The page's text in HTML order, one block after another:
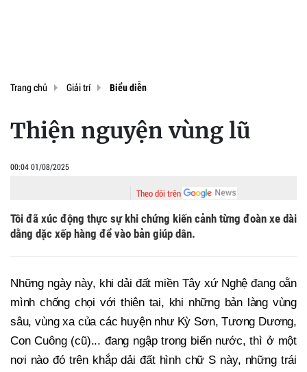
Trang chủ Giải trí Biểu diễn
Thiện nguyện vùng lũ
00:04 01/08/2025
Theo dõi trên
Tôi đã xúc động thực sự khi chứng kiến cảnh từng đoàn xe dài
dằng dặc xếp hàng để vào bản giúp dân.
Những ngày này, khi dải đất miền Tây xứ Nghệ đang oằn
mình chống chọi với thiên tai, khi những bản làng vùng
sâu, vùng xa của các huyện như Kỳ Sơn, Tương Dương,
Con Cuông (cũ)... đang ngập trong biển nước, thì ở một
nơi nào đó trên khắp dải đất hình chữ S này, những trái